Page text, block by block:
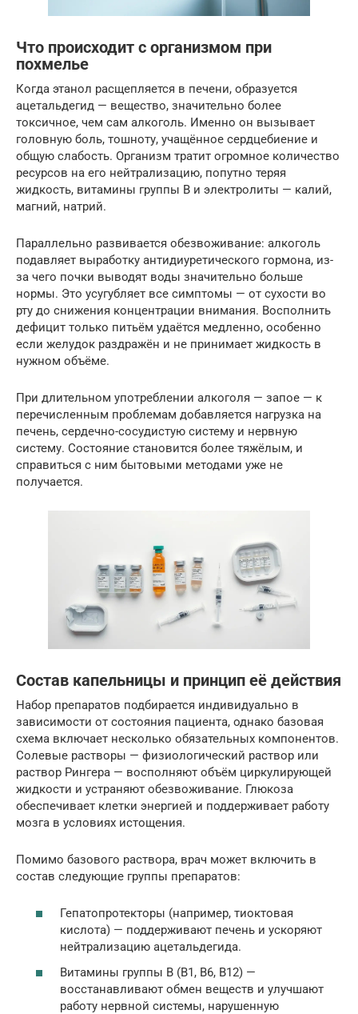
Что происходит с организмом при
похмелье
Когда этанол расщепляется в печени, образуется
ацетальдегид — вещество, значительно более
токсичное, чем сам алкоголь. Именно он вызывает
головную боль, тошноту, учащённое сердцебиение и
общую слабость. Организм тратит огромное количество
ресурсов на его нейтрализацию, попутно теряя
жидкость, витамины группы B и электролиты — калий,
магний, натрий.
Параллельно развивается обезвоживание: алкоголь
подавляет выработку антидиуретического гормона, из-
за чего почки выводят воды значительно больше
нормы. Это усугубляет все симптомы — от сухости во
рту до снижения концентрации внимания. Восполнить
дефицит только питьём удаётся медленно, особенно
если желудок раздражён и не принимает жидкость в
нужном объёме.
При длительном употреблении алкоголя — запое — к
перечисленным проблемам добавляется нагрузка на
печень, сердечно-сосудистую систему и нервную
систему. Состояние становится более тяжёлым, и
справиться с ним бытовыми методами уже не
получается.
Состав капельницы и принцип её действия
Набор препаратов подбирается индивидуально в
зависимости от состояния пациента, однако базовая
схема включает несколько обязательных компонентов.
Солевые растворы — физиологический раствор или
раствор Рингера — восполняют объём циркулирующей
жидкости и устраняют обезвоживание. Глюкоза
обеспечивает клетки энергией и поддерживает работу
мозга в условиях истощения.
Помимо базового раствора, врач может включить в
состав следующие группы препаратов:
Гепатопротекторы (например, тиоктовая
кислота) — поддерживают печень и ускоряют
нейтрализацию ацетальдегида.
Витамины группы B (B1, B6, B12) —
восстанавливают обмен веществ и улучшают
работу нервной системы, нарушенную